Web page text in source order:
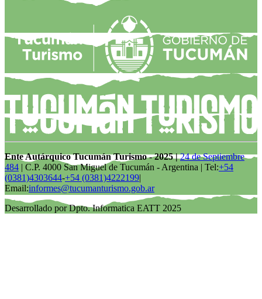
Ente Autárquico Tucumán Turismo - 2025 |24 de Septiembre
484 | C.P. 4000 San Miguel de Tucumán - Argentina | Tel:+54
(0381)4303644-+54 (0381)4222199|
Email:informes@tucumanturismo.gob.ar
Desarrollado por Dpto. Informatica EATT 2025